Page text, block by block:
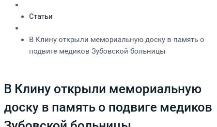
Статьи
В Клину открыли мемориальную доску в память о
подвиге медиков Зубовской больницы
В Клину открыли мемориальную
доску в память о подвиге медиков